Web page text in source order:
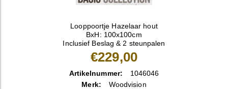
Looppoortje Hazelaar hout
BxH: 100x100cm
Inclusief Beslag & 2 steunpalen
€229,00
Artikelnummer:
1046046
Merk:
Woodvision